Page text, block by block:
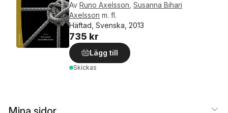
Av Runo Axelsson Susanna Bihari
Axelsson m. fl.
Häftad, Svenska, 2013
735 kr
Lägg till
Skickas